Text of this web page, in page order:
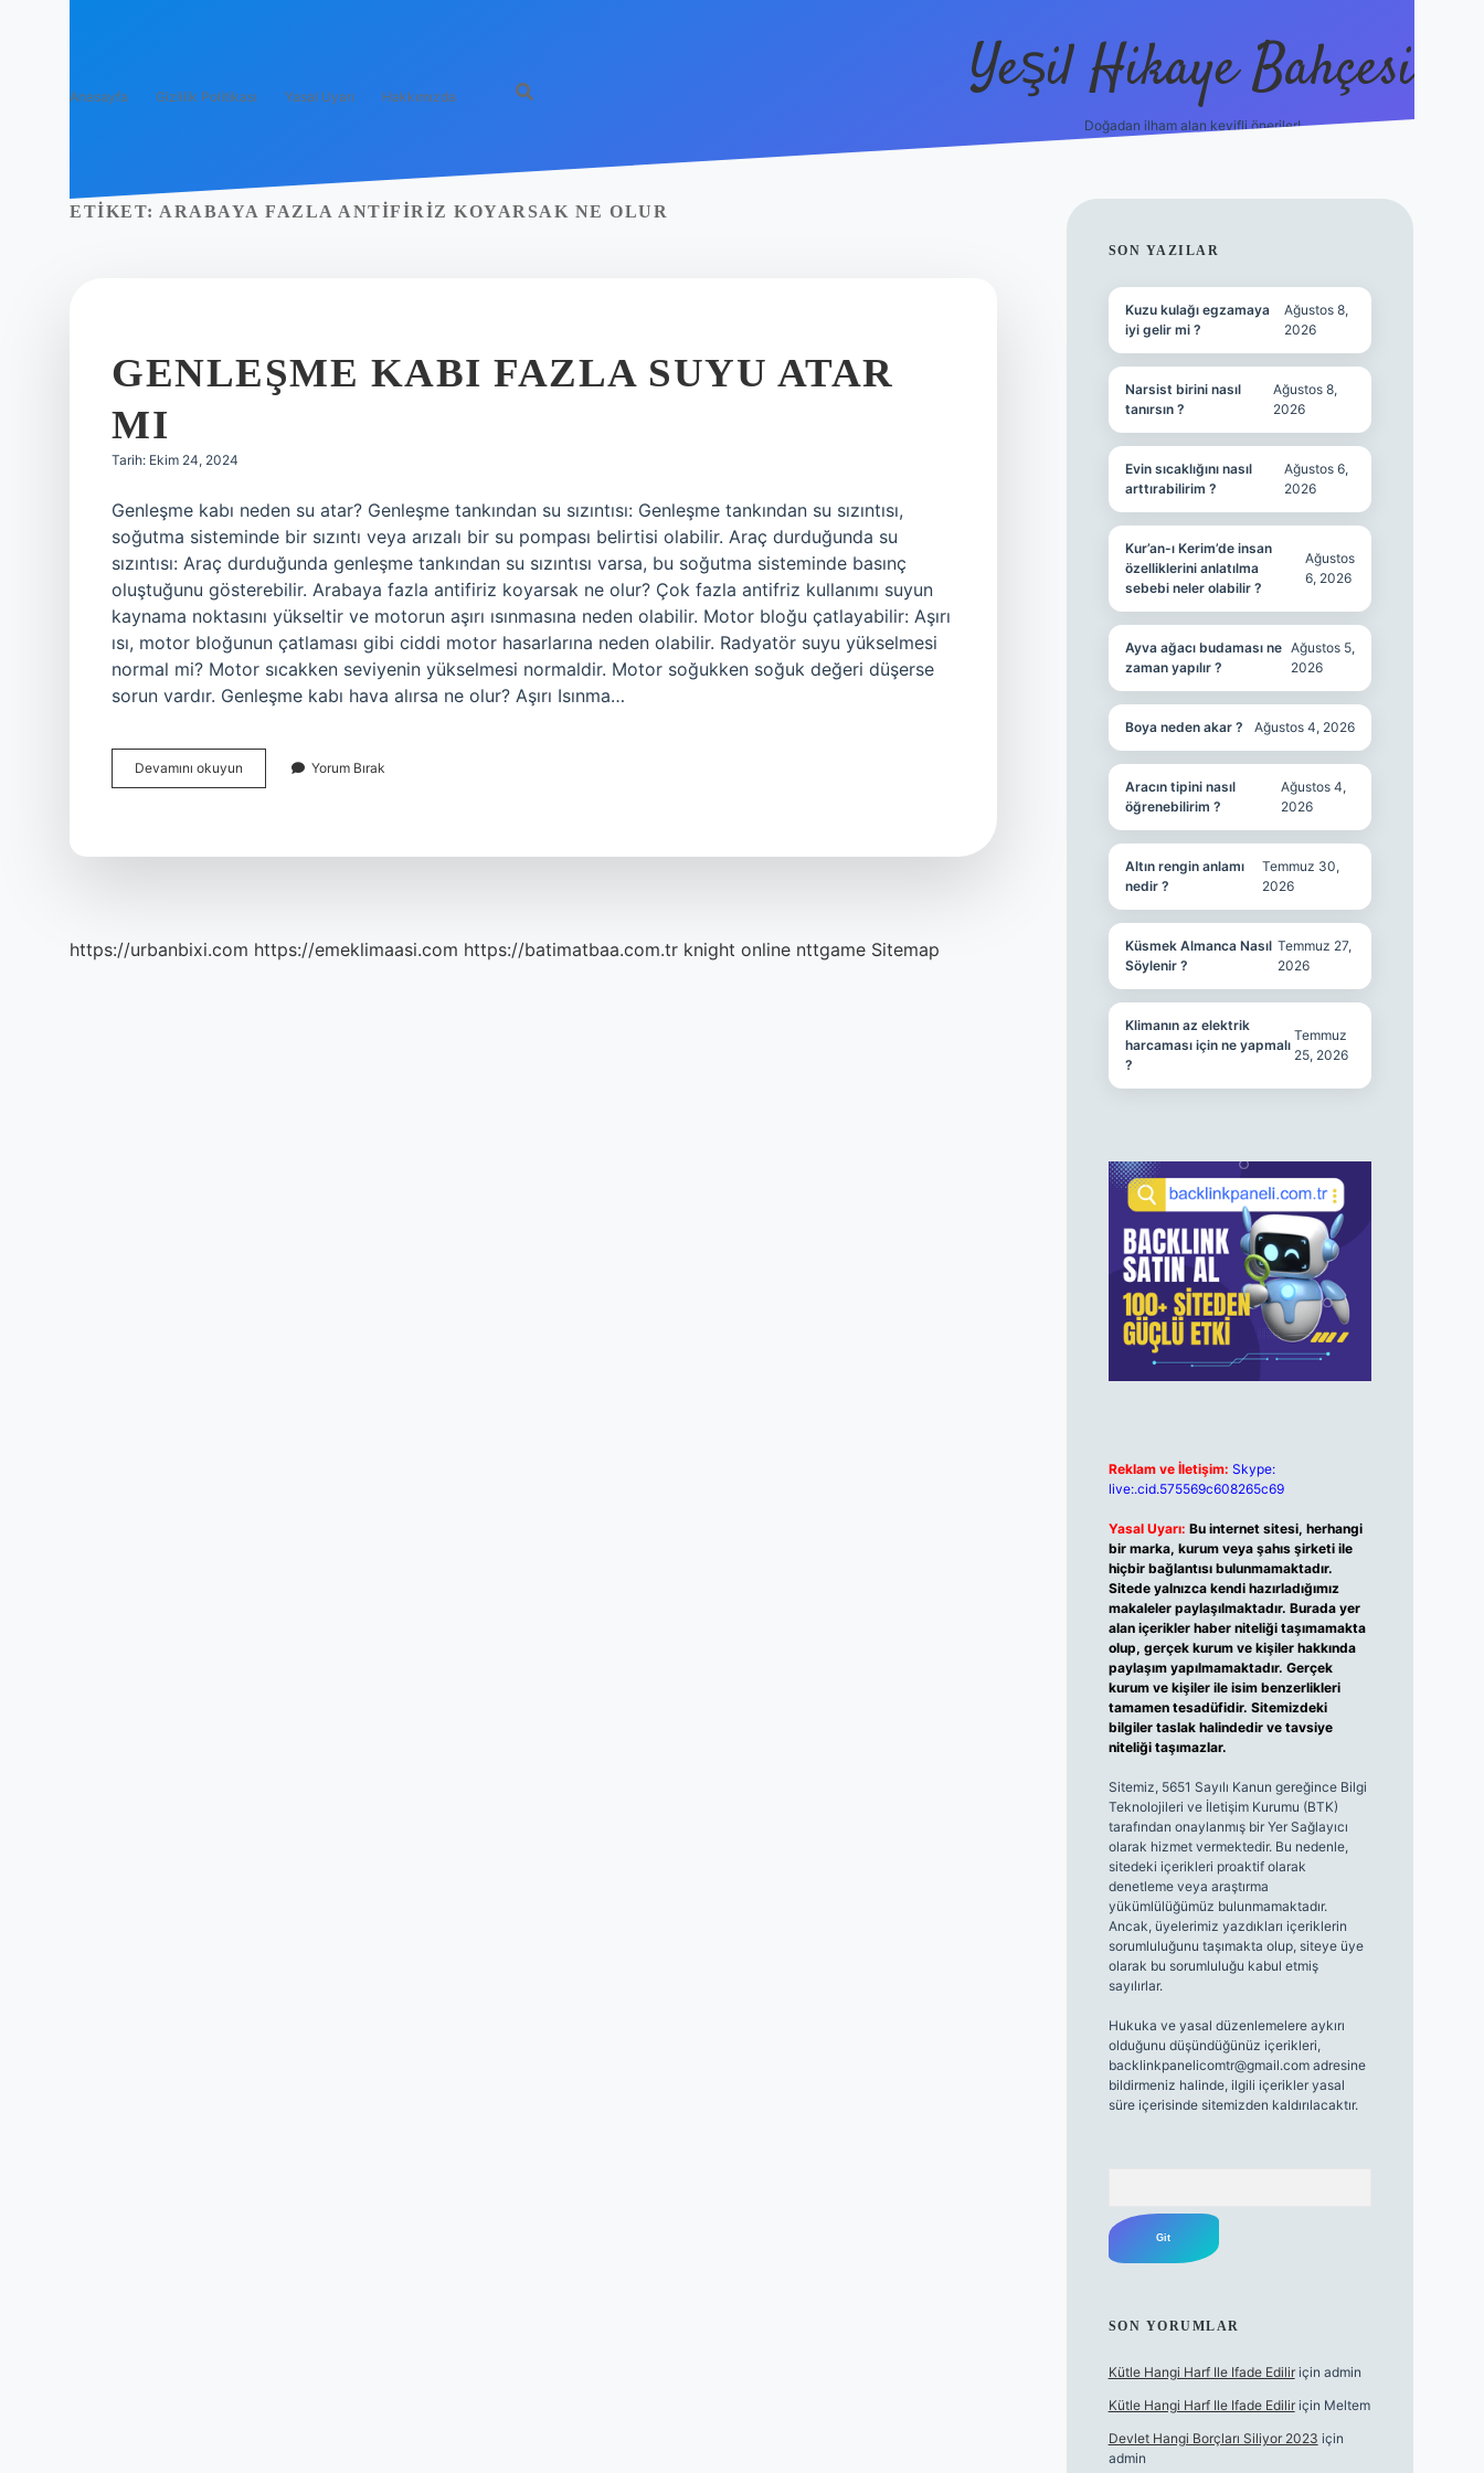
Anasayfa Gizlilik Politikası Yasal Uyarı Hakkımızda Yeşil Hikaye Bahçesi
Doğadan ilham alan keyifli öneriler!
ETIKET: ARABAYA FAZLA ANTIFIRIZ KOYARSAK NE OLUR
GENLEŞME KABI FAZLA SUYU ATAR
MI
Tarih: Ekim 24, 2024
Genleşme kabı neden su atar? Genleşme tankından su sızıntısı: Genleşme tankından su sızıntısı,
soğutma sisteminde bir sızıntı veya arızalı bir su pompası belirtisi olabilir. Araç durduğunda su
sızıntısı: Araç durduğunda genleşme tankından su sızıntısı varsa, bu soğutma sisteminde basınç
oluştuğunu gösterebilir. Arabaya fazla antifiriz koyarsak ne olur? Çok fazla antifriz kullanımı suyun
kaynama noktasını yükseltir ve motorun aşırı ısınmasına neden olabilir. Motor bloğu çatlayabilir: Aşırı
ısı, motor bloğunun çatlaması gibi ciddi motor hasarlarına neden olabilir. Radyatör suyu yükselmesi
normal mi? Motor sıcakken seviyenin yükselmesi normaldir. Motor soğukken soğuk değeri düşerse
sorun vardır. Genleşme kabı hava alırsa ne olur? Aşırı Isınma…
Devamını okuyun Genleşme
Kabı
Yorum Bırak
https://urbanbixi.com https://emeklimaasi.com https://batimatbaa.com.tr knight online nttgame Sitemap
SIDEBAR
SON YAZILAR
Kuzu kulağı egzamaya
iyi gelir mi ?
Ağustos 8,
2026
Narsist birini nasıl
tanırsın ?
Ağustos 8,
2026
Evin sıcaklığını nasıl
arttırabilirim ?
Ağustos 6,
2026
Kur’an-ı Kerim’de insan
özelliklerini anlatılma
sebebi neler olabilir ?
Ağustos
6, 2026
Ayva ağacı budaması ne
zaman yapılır ?
Ağustos 5,
2026
Boya neden akar ? Ağustos 4, 2026
Aracın tipini nasıl
öğrenebilirim ?
Ağustos 4,
2026
Altın rengin anlamı
nedir ?
Temmuz 30,
2026
Küsmek Almanca Nasıl
Söylenir ?
Temmuz 27,
2026
Klimanın az elektrik
harcaması için ne yapmalı
?
Temmuz
25, 2026
Reklam ve İletişim: Skype:
live:.cid.575569c608265c69
Yasal Uyarı: Bu internet sitesi, herhangi
bir marka, kurum veya şahıs şirketi ile
hiçbir bağlantısı bulunmamaktadır.
Sitede yalnızca kendi hazırladığımız
makaleler paylaşılmaktadır. Burada yer
alan içerikler haber niteliği taşımamakta
olup, gerçek kurum ve kişiler hakkında
paylaşım yapılmamaktadır. Gerçek
kurum ve kişiler ile isim benzerlikleri
tamamen tesadüfidir. Sitemizdeki
bilgiler taslak halindedir ve tavsiye
niteliği taşımazlar.
Sitemiz, 5651 Sayılı Kanun gereğince Bilgi
Teknolojileri ve İletişim Kurumu (BTK)
tarafından onaylanmış bir Yer Sağlayıcı
olarak hizmet vermektedir. Bu nedenle,
sitedeki içerikleri proaktif olarak
denetleme veya araştırma
yükümlülüğümüz bulunmamaktadır.
Ancak, üyelerimiz yazdıkları içeriklerin
sorumluluğunu taşımakta olup, siteye üye
olarak bu sorumluluğu kabul etmiş
sayılırlar.
Hukuka ve yasal düzenlemelere aykırı
olduğunu düşündüğünüz içerikleri,
backlinkpanelicomtr@gmail.comadresine
bildirmeniz halinde, ilgili içerikler yasal
süre içerisinde sitemizden kaldırılacaktır.
SON YORUMLAR
Kütle Hangi Harf Ile Ifade Ediliriçin admin
Kütle Hangi Harf Ile Ifade Ediliriçin Meltem
Devlet Hangi Borçları Siliyor 2023 için
admin
https://betci.co/en